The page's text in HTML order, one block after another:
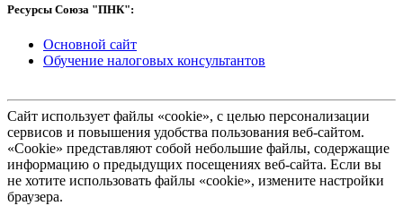
Ресурсы Союза "ПНК":
Основной сайт
Обучение налоговых консультантов
Сайт использует файлы «cookie», с целью персонализации
сервисов и повышения удобства пользования веб-сайтом.
«Cookie» представляют собой небольшие файлы, содержащие
информацию о предыдущих посещениях веб-сайта. Если вы
не хотите использовать файлы «cookie», измените настройки
браузера.